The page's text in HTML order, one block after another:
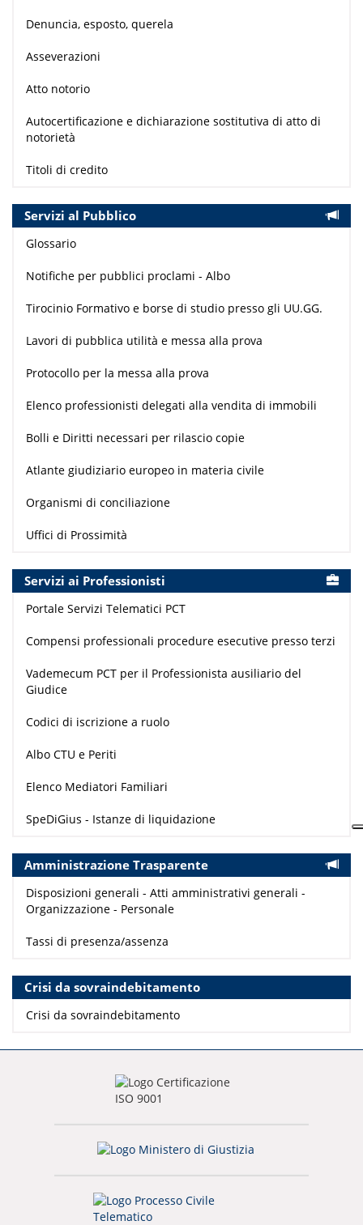
Denuncia, esposto, querela
Asseverazioni
Atto notorio
Autocertificazione e dichiarazione sostitutiva di atto di
notorietà
Titoli di credito
Servizi al Pubblico
Glossario
Notifiche per pubblici proclami - Albo
Tirocinio Formativo e borse di studio presso gli UU.GG.
Lavori di pubblica utilità e messa alla prova
Protocollo per la messa alla prova
Elenco professionisti delegati alla vendita di immobili
Bolli e Diritti necessari per rilascio copie
Atlante giudiziario europeo in materia civile
Organismi di conciliazione
Uffici di Prossimità
Servizi ai Professionisti
Portale Servizi Telematici PCT
Compensi professionali procedure esecutive presso terzi
Vademecum PCT per il Professionista ausiliario del
Giudice
Codici di iscrizione a ruolo
Albo CTU e Periti
Elenco Mediatori Familiari
SpeDiGius - Istanze di liquidazione
Amministrazione Trasparente
Disposizioni generali - Atti amministrativi generali -
Organizzazione - Personale
Tassi di presenza/assenza
Crisi da sovraindebitamento
Crisi da sovraindebitamento